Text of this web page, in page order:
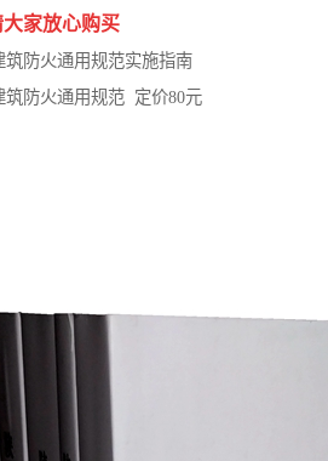
家放心购买
筑防火通用规范实施指南
筑防火通用规范 定价80元
黑龙江建设工程计价定额
依据
定额 浙江省建设工程预算定额
额 2020民法典
定 宁夏建设工程计价定额
算定 河北省建设工程消耗量定